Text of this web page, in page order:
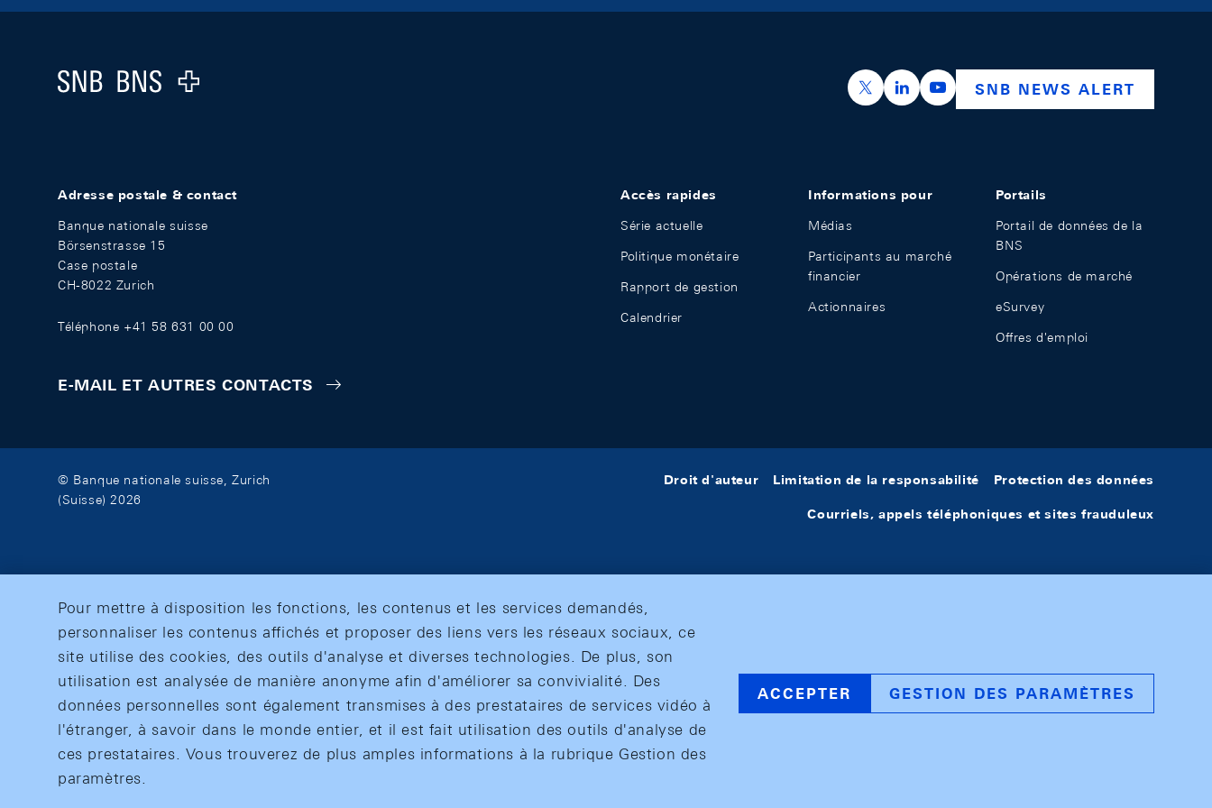
Logo
https://x.com/snb_bns
https://ch.linkedin.com/company/swiss-
https://www.youtube.com/
SNB NEWS ALERT
Adresse postale & contact
Banque nationale suisse
Börsenstrasse 15
Case postale
CH-8022 Zurich
Téléphone +41 58 631 00 00
E-MAIL ET AUTRES CONTACTS
Accès rapides
Série actuelle
Politique monétaire
Rapport de gestion
Calendrier
Informations pour
Médias
Participants au marché
financier
Actionnaires
Portails
Portail de données de la
BNS
Opérations de marché
eSurvey
Offres d'emploi
© Banque nationale suisse, Zurich
(Suisse) 2026
Droit d'auteur Limitation de la responsabilité Protection des données
Courriels, appels téléphoniques et sites frauduleux
Pour mettre à disposition les fonctions, les contenus et les services demandés,
personnaliser les contenus affichés et proposer des liens vers les réseaux sociaux, ce
site utilise des cookies, des outils d'analyse et diverses technologies. De plus, son
utilisation est analysée de manière anonyme afin d'améliorer sa convivialité. Des
données personnelles sont également transmises à des prestataires de services vidéo à
l'étranger, à savoir dans le monde entier, et il est fait utilisation des outils d'analyse de
ces prestataires. Vous trouverez de plus amples informations à la rubrique Gestion des
paramètres.
ACCEPTER GESTION DES PARAMÈTRES